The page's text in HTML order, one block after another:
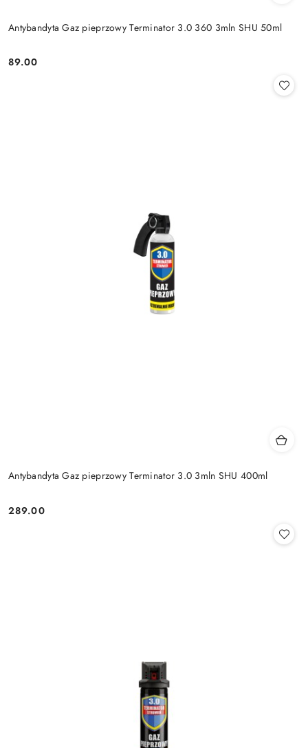
Antybandyta Gaz pieprzowy Terminator 3.0 360 3mln SHU 50ml
Cena:
89.00
Antybandyta Gaz pieprzowy Terminator 3.0 3mln SHU 400ml
Cena:
289.00